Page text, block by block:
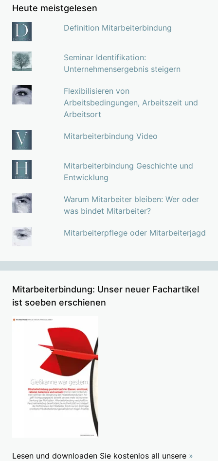
Heute meistgelesen
Definition Mitarbeiterbindung
Seminar Identifikation:
Unternehmensergebnis steigern
Flexibilisieren von
Arbeitsbedingungen, Arbeitszeit und
Arbeitsort
Mitarbeiterbindung Video
Mitarbeiterbindung Geschichte und
Entwicklung
Warum Mitarbeiter bleiben: Wer oder
was bindet Mitarbeiter?
Mitarbeiterpflege oder Mitarbeiterjagd
Mitarbeiterbindung: Unser neuer Fachartikel
ist soeben erschienen
Lesen und downloaden Sie kostenlos all unsere »